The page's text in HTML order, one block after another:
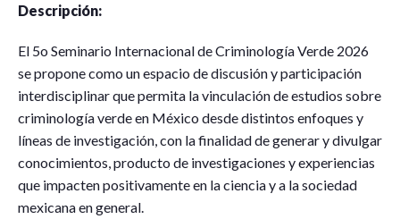
Descripción:
El 5o Seminario Internacional de Criminología Verde 2026
se propone como un espacio de discusión y participación
interdisciplinar que permita la vinculación de estudios sobre
criminología verde en México desde distintos enfoques y
líneas de investigación, con la finalidad de generar y divulgar
conocimientos, producto de investigaciones y experiencias
que impacten positivamente en la ciencia y a la sociedad
mexicana en general.